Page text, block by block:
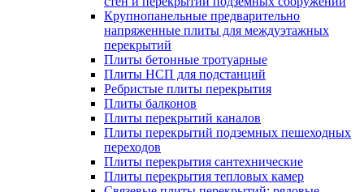
Крупнопанельные предварительно
напряженные плиты для междуэтажных
перекрытий
Плиты бетонные тротуарные
Плиты НСП для подстанций
Ребристые плиты перекрытия
Плиты балконов
Плиты перекрытий каналов
Плиты перекрытий подземных пешеходных
переходов
Плиты перекрытия сантехнические
Плиты перекрытия тепловых камер